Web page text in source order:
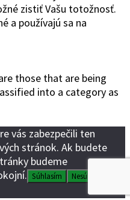
zistiť Vašu totožnosť.
a používajú sa na
those that are being
into a category as
vás zabezpečili ten
stránok. Ak budete
budeme
Súhlasím
Nesúhlasím